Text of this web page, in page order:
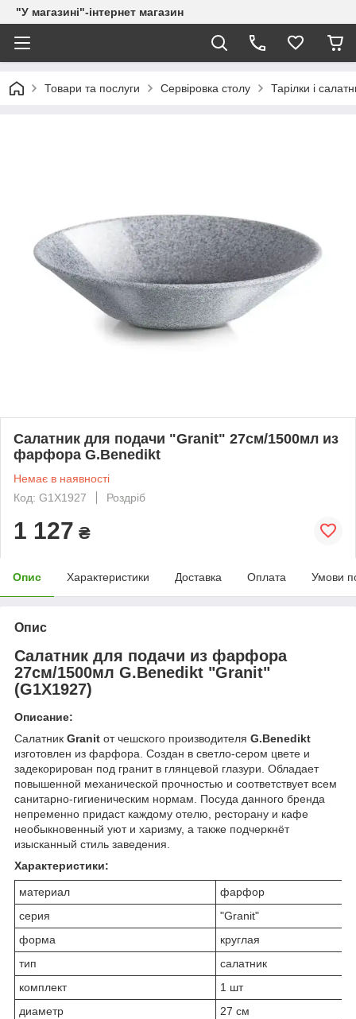
"У магазині"-інтернет магазин
Товари та послуги Сервіровка столу Тарілки і
Салатник для подачи "Granit" 27см/1500мл из
фарфора G.Benedikt
Немає в наявності
Код: G1X1927
Роздріб
1 127 ₴
Опис Характеристики Доставка Оплата Умови
Опис
Салатник для подачи из фарфора
27см/1500мл G.Benedikt "Granit"
(G1X1927)
Описание:
Салатник Granit от чешского производителя G.Benedikt
изготовлен из фарфора. Создан в светло-сером цвете и
задекорирован под гранит в глянцевой глазури. Обладает
повышенной механической прочностью и соответствует всем
санитарно-гигиеническим нормам. Посуда данного бренда
непременно придаст каждому отелю, ресторану и кафе
необыкновенный уют и харизму, а также подчеркнёт
изысканный стиль заведения.
Характеристики:
материал
фарфор
серия
"Granit"
форма
круглая
тип
салатник
комплект
1 шт
диаметр
27 см